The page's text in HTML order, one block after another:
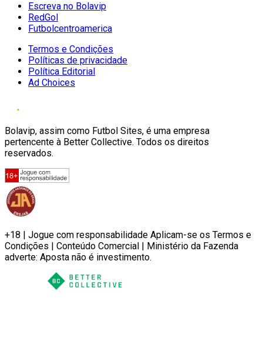
Escreva no Bolavip
RedGol
Futbolcentroamerica
Termos e Condições
Políticas de privacidade
Política Editorial
Ad Choices
Bolavip, assim como Futbol Sites, é uma empresa
pertencente à Better Collective. Todos os direitos
reservados.
+18 | Jogue com responsabilidade Aplicam-se os Termos e
Condições | Conteúdo Comercial | Ministério da Fazenda
adverte: Aposta não é investimento.